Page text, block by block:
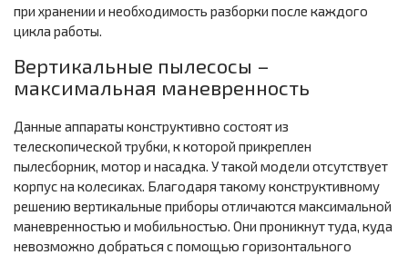
при хранении и необходимость разборки после каждого
цикла работы.
Вертикальные пылесосы –
максимальная маневренность
Данные аппараты конструктивно состоят из
телескопической трубки, к которой прикреплен
пылесборник, мотор и насадка. У такой модели отсутствует
корпус на колесиках. Благодаря такому конструктивному
решению вертикальные приборы отличаются максимальной
маневренностью и мобильностью. Они проникнут туда, куда
невозможно добраться с помощью горизонтального